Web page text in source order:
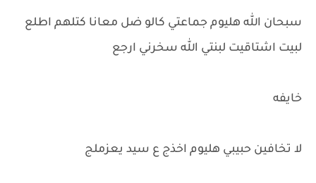
سبحان الله هليوم جماعتي كالو ضل معانا كتلهم اطلع
لبيت اشتاقيت لبنتي الله سخرني ارجع
خايفه
لا تخافين حبيبي هليوم اخذج ع سيد يعزملج